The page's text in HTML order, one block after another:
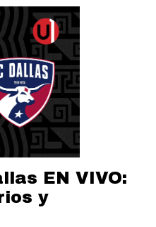
EN VIVO:
y